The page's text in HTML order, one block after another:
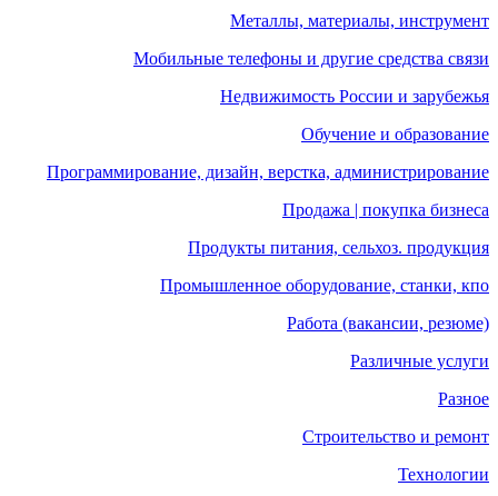
Металлы, материалы, инструмент
Мобильные телефоны и другие средства связи
Недвижимость России и зарубежья
Обучение и образование
Программирование, дизайн, верстка, администрирование
Продажа | покупка бизнеса
Продукты питания, сельхоз. продукция
Промышленное оборудование, станки, кпо
Работа (вакансии, резюме)
Различные услуги
Разное
Строительство и ремонт
Технологии